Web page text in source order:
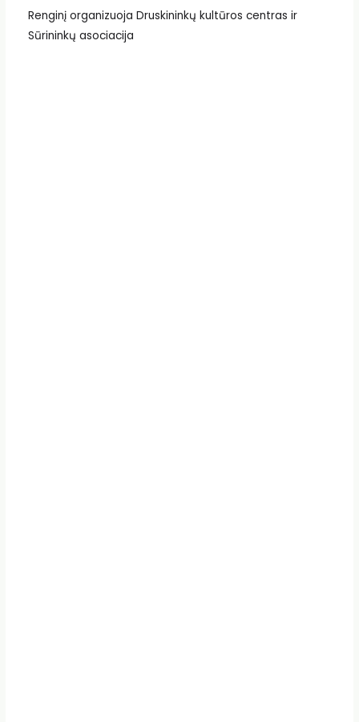
Renginį organizuoja Druskininkų kultūros centras ir
Sūrininkų asociacija